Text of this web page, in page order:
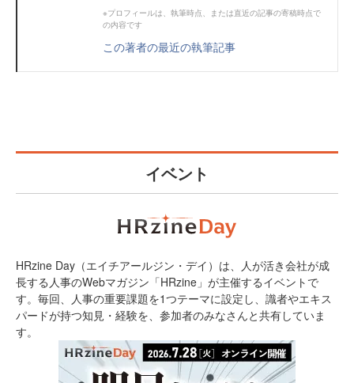
※プロフィールは、執筆時点、または直近の記事の寄稿時点で
の内容です
この著者の最近の執筆記事
イベント
HRzine Day（エイチアールジン・デイ）は、人が活き会社が成
長する人事のWebマガジン「HRzine」が主催するイベントで
す。毎回、人事の重要課題を1つテーマに設定し、識者やエキス
パードが持つ知見・経験を、参加者のみなさんと共有していま
す。